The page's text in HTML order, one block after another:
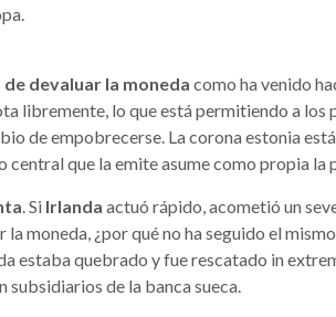
de devaluar la moneda como ha venido
libremente, lo que está permitiendo a los
de empobrecerse. La corona estonia
central que la emite asume como propia la
. Si Irlanda actuó rápido, acometió un
la moneda, ¿por qué no ha seguido el
estaba quebrado y fue rescatado in
subsidiarios de la banca sueca.